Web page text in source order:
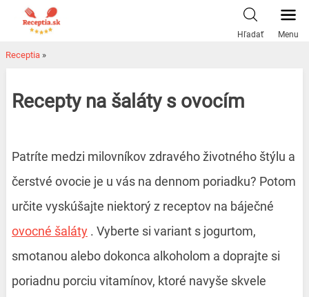
Hľadať Menu
Receptia »
Recepty na šaláty s ovocím
Patríte medzi milovníkov zdravého životného štýlu a
čerstvé ovocie je u vás na dennom poriadku? Potom
určite vyskúšajte niektorý z receptov na báječné
ovocné šaláty . Vyberte si variant s jogurtom,
smotanou alebo dokonca alkoholom a doprajte si
poriadnu porciu vitamínov, ktoré navyše skvele